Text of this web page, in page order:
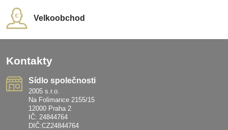
Velkoobchod
Kontakty
Sídlo společnosti
2005 s.r.o.
Na Folimance 2155/15
12000 Praha 2
IČ: 24844764
DIČ:CZ24844764